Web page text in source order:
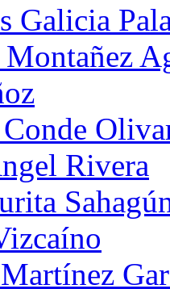
Galicia
Montañez
Rivera